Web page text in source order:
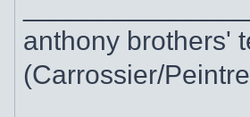
anthony brothers'
(Carrossier/